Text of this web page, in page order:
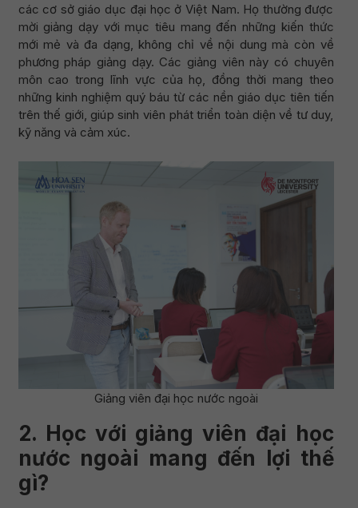
các cơ sở giáo dục đại học ở Việt Nam. Họ thường được
mời giảng dạy với mục tiêu mang đến những kiến thức
mới mẻ và đa dạng, không chỉ về nội dung mà còn về
phương pháp giảng dạy. Các giảng viên này có chuyên
môn cao trong lĩnh vực của họ, đồng thời mang theo
những kinh nghiệm quý báu từ các nền giáo dục tiên tiến
trên thế giới, giúp sinh viên phát triển toàn diện về tư duy,
kỹ năng và cảm xúc.
Giảng viên đại học nước ngoài
2. Học với giảng viên đại học
nước ngoài mang đến lợi thế
gì?